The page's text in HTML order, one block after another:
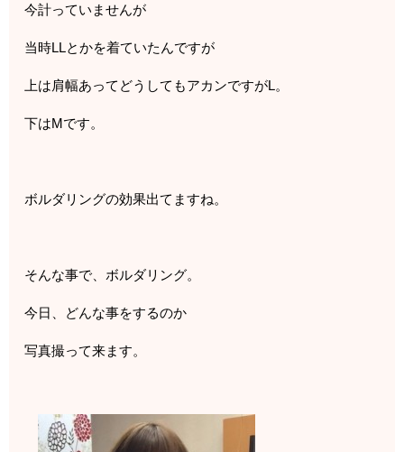
今計っていませんが
当時LLとかを着ていたんですが
上は肩幅あってどうしてもアカンですがL。
下はMです。
ボルダリングの効果出てますね。
そんな事で、ボルダリング。
今日、どんな事をするのか
写真撮って来ます。